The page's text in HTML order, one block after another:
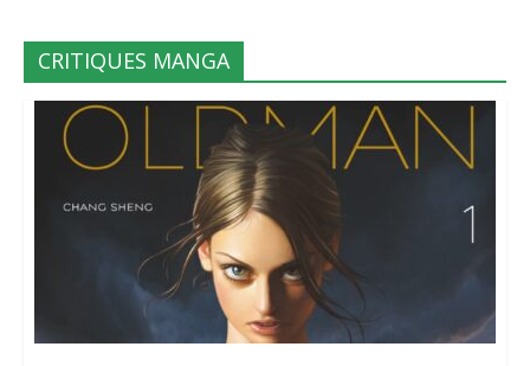
CRITIQUES MANGA